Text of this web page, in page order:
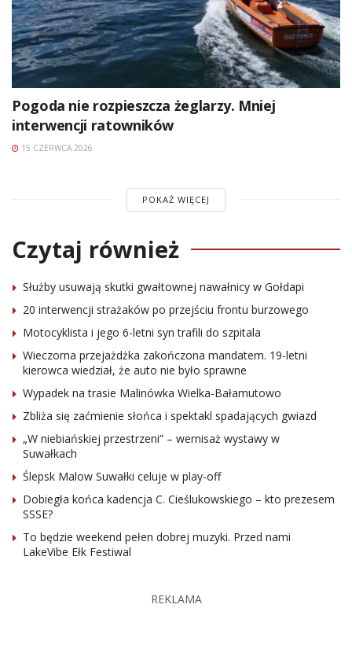
Pogoda nie rozpieszcza żeglarzy. Mniej
interwencji ratowników
15 CZERWCA 2026
POKAŻ WIĘCEJ
Czytaj również
Służby usuwają skutki gwałtownej nawałnicy w Gołdapi
20 interwencji strażaków po przejściu frontu burzowego
Motocyklista i jego 6-letni syn trafili do szpitala
Wieczorna przejażdżka zakończona mandatem. 19-letni
kierowca wiedział, że auto nie było sprawne
Wypadek na trasie Malinówka Wielka-Bałamutowo
Zbliża się zaćmienie słońca i spektakl spadających gwiazd
„W niebiańskiej przestrzeni” – wernisaż wystawy w
Suwałkach
Ślepsk Malow Suwałki celuje w play-off
Dobiegła końca kadencja C. Cieślukowskiego – kto prezesem
SSSE?
To będzie weekend pełen dobrej muzyki. Przed nami
LakeVibe Ełk Festiwal
REKLAMA